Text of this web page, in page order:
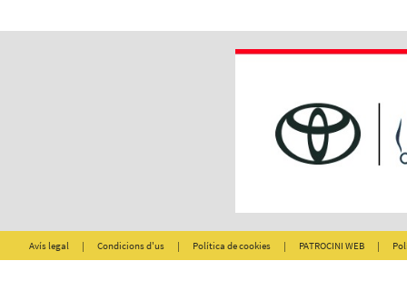
Avís legal | Condicions d'us | Política de cookies | PATROCINI WEB |